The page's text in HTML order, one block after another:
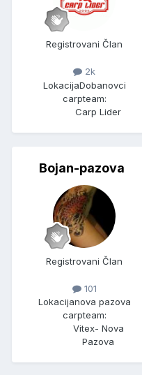
Registrovani Član
2k
LokacijaDobanovci
carpteam:
Carp Lider
Bojan-pazova
Registrovani Član
101
Lokacijanova pazova
carpteam:
Vitex- Nova
Pazova